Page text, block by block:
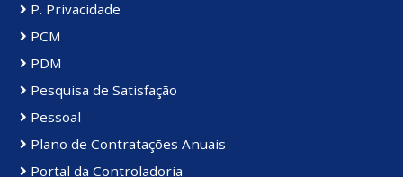
P. Privacidade
PCM
PDM
Pesquisa de Satisfação
Pessoal
Plano de Contratações Anuais
Portal da Controladoria